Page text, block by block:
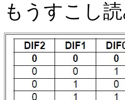
もうすこし